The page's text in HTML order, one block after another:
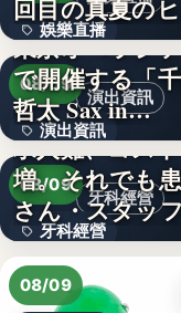
娛樂直播
11
回目の真夏の
イ…
演出資訊
08/09
演出資訊
3
東京オペラシ
で開催する「
哲太 Sax in…
牙科經營
08/09
牙科經營
3,700万円
求人難、コスト
増。それでも
さん・スタッ
院長を豊か…
08/09